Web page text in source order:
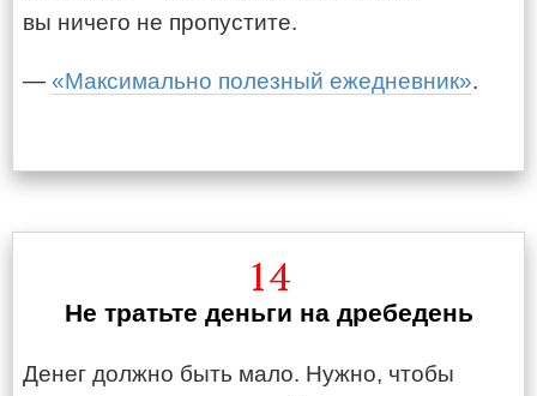
вы ничего не пропустите.
— «Максимально полезный ежедневник».
14
Не тратьте деньги на дребедень
Денег должно быть мало. Нужно, чтобы